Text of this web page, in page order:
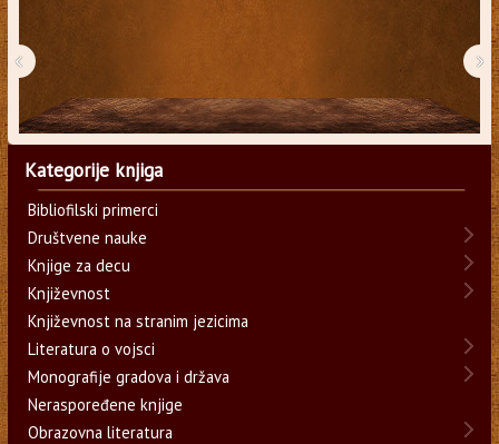
‹ ›
Kategorije knjiga
Bibliofilski primerci
Društvene nauke
Knjige za decu
Književnost
Književnost na stranim jezicima
Literatura o vojsci
Monografije gradova i država
Neraspoređene knjige
Obrazovna literatura